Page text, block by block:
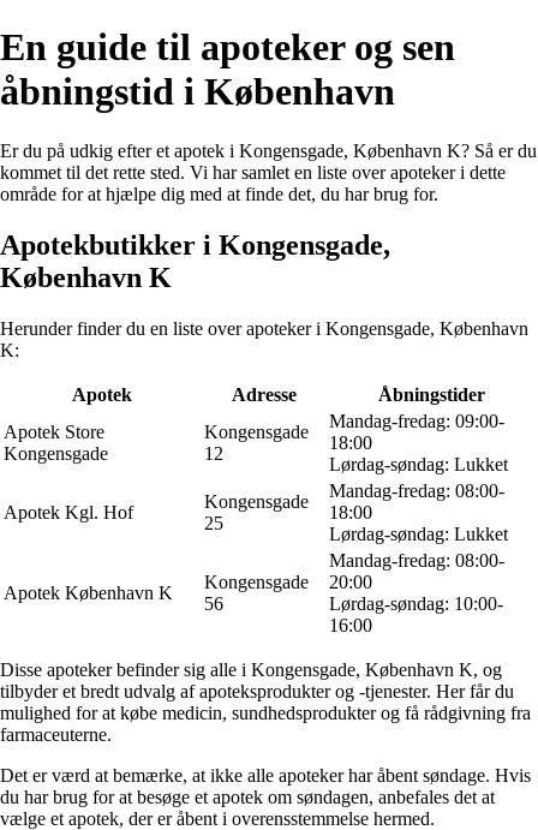
En guide til apoteker og sen
åbningstid i København
Er du på udkig efter et apotek i Kongensgade, København K? Så er du
kommet til det rette sted. Vi har samlet en liste over apoteker i dette
område for at hjælpe dig med at finde det, du har brug for.
Apotekbutikker i Kongensgade,
København K
Herunder finder du en liste over apoteker i Kongensgade, København
K:
Apotek Adresse
Åbningstider
Apotek Store
Kongensgade
Kongensgade
12
Mandag-fredag: 09:00-
18:00
Lørdag-søndag: Lukket
Apotek Kgl. Hof
Kongensgade
25
Mandag-fredag: 08:00-
18:00
Lørdag-søndag: Lukket
Apotek København K
Kongensgade
56
Mandag-fredag: 08:00-
20:00
Lørdag-søndag: 10:00-
16:00
Disse apoteker befinder sig alle i Kongensgade, København K, og
tilbyder et bredt udvalg af apoteksprodukter og -tjenester. Her får du
mulighed for at købe medicin, sundhedsprodukter og få rådgivning fra
farmaceuterne.
Det er værd at bemærke, at ikke alle apoteker har åbent søndage. Hvis
du har brug for at besøge et apotek om søndagen, anbefales det at
vælge et apotek, der er åbent i overensstemmelse hermed.